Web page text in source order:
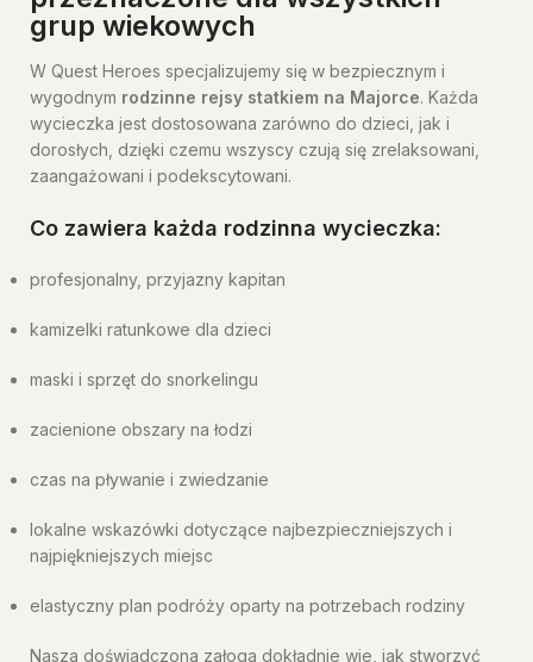
grup wiekowych
W Quest Heroes specjalizujemy się w bezpiecznym i
wygodnym rodzinne rejsy statkiem na Majorce. Każda
wycieczka jest dostosowana zarówno do dzieci, jak i
dorosłych, dzięki czemu wszyscy czują się zrelaksowani,
zaangażowani i podekscytowani.
Co zawiera każda rodzinna wycieczka:
profesjonalny, przyjazny kapitan
kamizelki ratunkowe dla dzieci
maski i sprzęt do snorkelingu
zacienione obszary na łodzi
czas na pływanie i zwiedzanie
lokalne wskazówki dotyczące najbezpieczniejszych i
najpiękniejszych miejsc
elastyczny plan podróży oparty na potrzebach rodziny
Nasza doświadczona załoga dokładnie wie, jak stworzyć